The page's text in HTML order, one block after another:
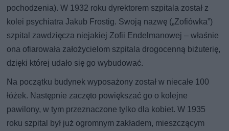
pochodzenia). W 1932 roku dyrektorem szpitala został z
kolei psychiatra Jakub Frostig. Swoją nazwę („Zofiówka”)
szpital zawdzięcza niejakiej Zofii Endelmanowej – właśnie
ona ofiarowała założycielom szpitala drogocenną biżuterię,
dzięki której udało się go wybudować.
Na początku budynek wyposażony został w niecałe 100
łóżek. Następnie zaczęto powiększać go o kolejne
pawilony, w tym przeznaczone tylko dla kobiet. W 1935
roku szpital był już ogromnym zakładem, mieszczącym